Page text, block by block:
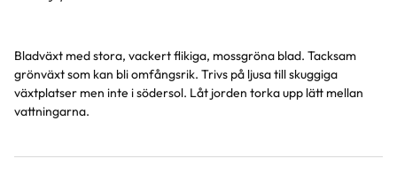
Bladväxt med stora, vackert flikiga, mossgröna blad. Tacksam
grönväxt som kan bli omfångsrik. Trivs på ljusa till skuggiga
växtplatser men inte i södersol. Låt jorden torka upp lätt mellan
vattningarna.